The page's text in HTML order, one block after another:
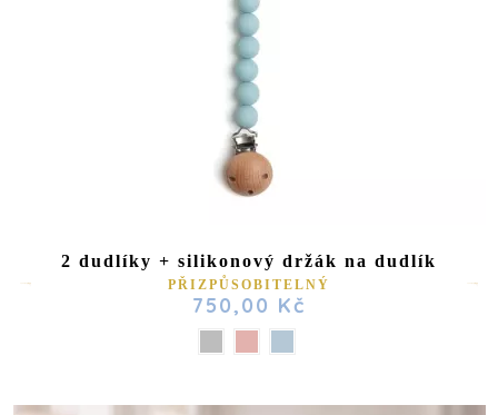
2 dudlíky + silikonový držák na dudlík
PŘIZPŮSOBITELNÝ
750,00 Kč